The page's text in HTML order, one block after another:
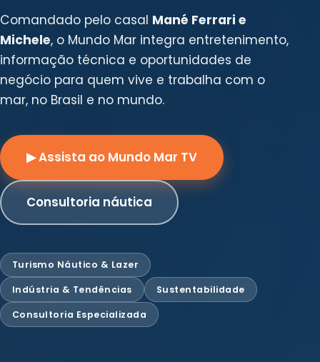
Comandado pelo casal Mané Ferrari e
Michele, o Mundo Mar integra entretenimento,
informação técnica e oportunidades de
negócio para quem vive e trabalha com o
mar, no Brasil e no mundo.
▶ Assista ao Mundo Mar TV
Consultoria náutica
Turismo Náutico & Lazer
Indústria & Tendências Sustentabilidade
Consultoria Especializada